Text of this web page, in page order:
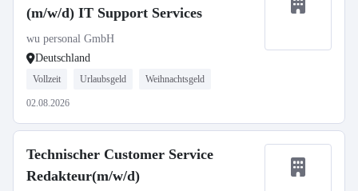
(m/w/d) IT Support Services
wu personal GmbH
Deutschland
Vollzeit Urlaubsgeld Weihnachtsgeld
02.08.2026
Technischer Customer Service
Redakteur(m/w/d)